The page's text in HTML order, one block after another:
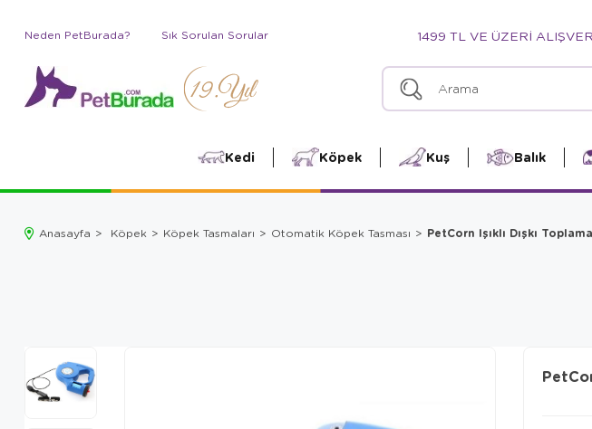
Neden PetBurada? Sık Sorulan Sorular 1499 TL VE ÜZERİ
Kedi Köpek Kuş Balık
Anasayfa Köpek Köpek Tasmaları Otomatik Köpek Tasması PetCorn Işıklı Dışkı